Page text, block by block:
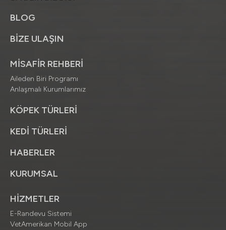
BLOG
BİZE ULAŞIN
MİSAFİR REHBERİ
Aileden Biri Programı
Anlaşmalı Kurumlarımız
KÖPEK TÜRLERİ
KEDİ TÜRLERİ
HABERLER
KURUMSAL
HİZMETLER
E-Randevu Sistemi
VetAmerikan Mobil App